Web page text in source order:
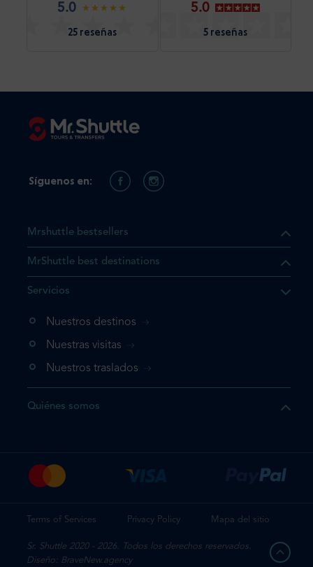
5.0
25 reseñas
5.0
5 reseñas
el producto que busca ya
vaya directamente a su
su reserva.
una vez
Mrshuttle bestsellers
MrShuttle best destinations
Servicios
Nuestros destinos
Nuestras visitas
Nuestros traslados
Quiénes somos
Síguenos en:
Terms of Services Privacy Policy Mapa del sitio
Sr. Shuttle 2020 - 2026. Todos los derechos reservados.
Diseño: BraveNew.agency